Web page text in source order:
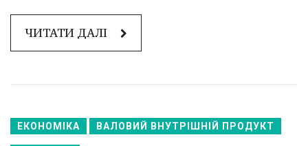
ЧИТАТИ ДАЛІ
ЕКОНОМІКА ВАЛОВИЙ ВНУТРІШНІЙ ПРОДУКТ